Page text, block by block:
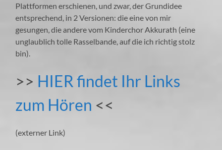
Plattformen erschienen, und zwar, der Grundidee
entsprechend, in 2 Versionen: die eine von mir
gesungen, die andere vom Kinderchor Akkurath (eine
unglaublich tolle Rasselbande, auf die ich richtig stolz
bin).
>> HIER findet Ihr Links
zum Hören <<
(externer Link)